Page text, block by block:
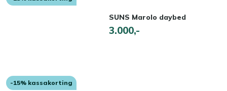
SUNS Marolo daybed
3.000,-
-15% kassakorting